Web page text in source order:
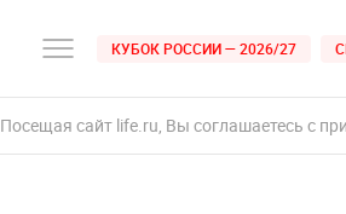
КУБОК РОССИИ — 2026/27
Посещая сайт life.ru, Вы соглашаетесь с